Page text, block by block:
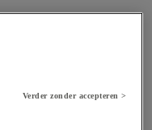
Verder zonder accepteren >